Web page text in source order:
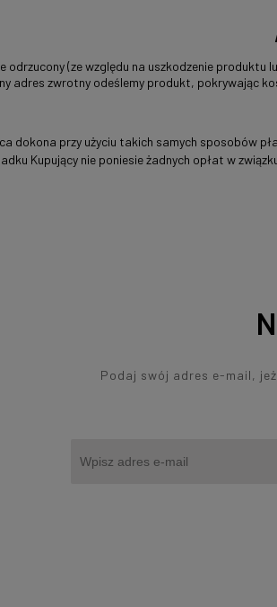
(ze względu na uszkodzenie
adres zwrotny odeślemy produkt, pokrywając
dokona przy użyciu takich samych sposobów
Kupujący nie poniesie żadnych opłat w
Podaj swój adres e-mail,